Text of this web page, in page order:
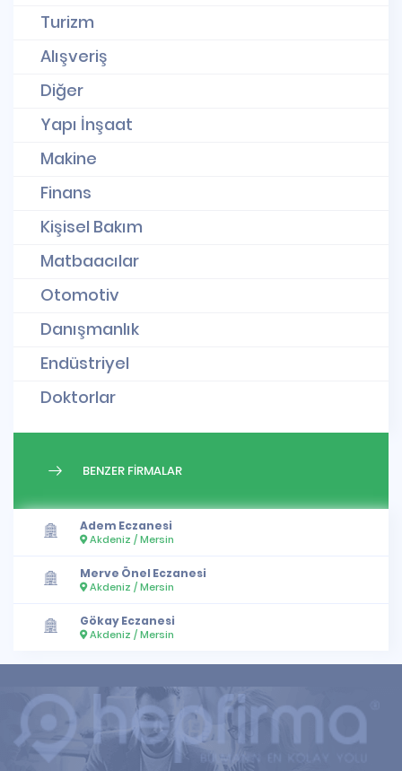
Turizm
Alışveriş
Diğer
Yapı İnşaat
Makine
Finans
Kişisel Bakım
Matbaacılar
Otomotiv
Danışmanlık
Endüstriyel
Doktorlar
BENZER FİRMALAR
Adem Eczanesi
Akdeniz / Mersin
Merve Önel Eczanesi
Akdeniz / Mersin
Gökay Eczanesi
Akdeniz / Mersin